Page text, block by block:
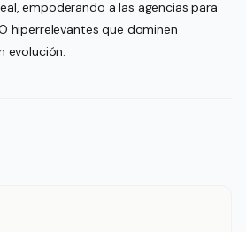
empoderando a las agencias para
hiperrelevantes que dominen
evolución.